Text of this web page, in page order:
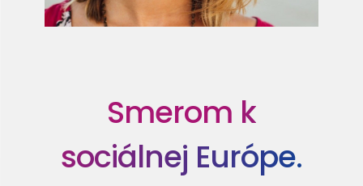
Smerom k
sociálnej Európe.